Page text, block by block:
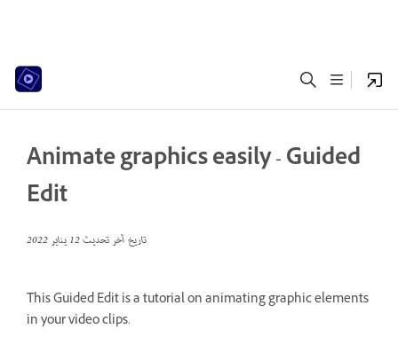
Animate graphics easily - Guided
Edit
تاريخ آخر تحديث12 يناير 2022
This Guided Edit is a tutorial on animating graphic elements
in your video clips.